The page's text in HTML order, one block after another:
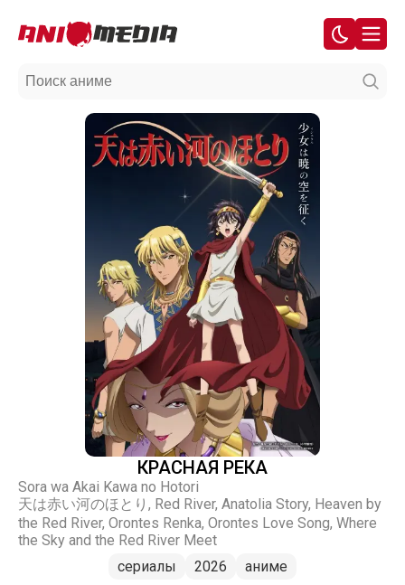
КРАСНАЯ РЕКА
Sora wa Akai Kawa no Hotori
天は赤い河のほとり, Red River, Anatolia Story, Heaven by
the Red River, Orontes Renka, Orontes Love Song, Where
the Sky and the Red River Meet
сериалы
2026 аниме